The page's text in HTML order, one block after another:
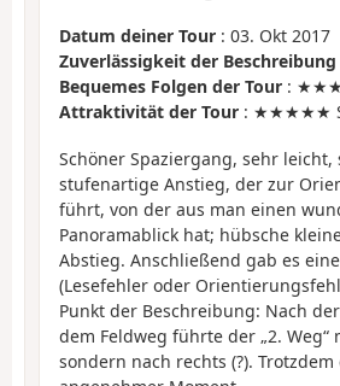
Datum deiner Tour : 03. Okt 2017
Zuverlässigkeit der Beschreibung
Bequemes Folgen der Tour :
Attraktivität der Tour : ★★★★★
Schöner Spaziergang, sehr leicht,
stufenartige Anstieg, der zur
führt, von der aus man einen
Panoramablick hat; hübsche
Abstieg. Anschließend gab es
(Lesefehler oder
Punkt der Beschreibung: Nach
dem Feldweg führte der „2. Weg“
sondern nach rechts (?).